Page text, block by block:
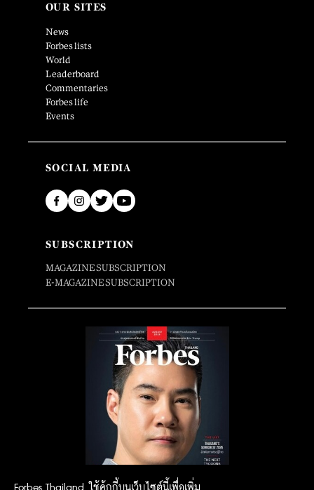
Forbes Thailand ใช้คุ้กกี้บนเว็บไซต์นี้เพื่อเพิ่ม
OUR SITES
News
Forbes lists
World
Leaderboard
Commentaries
Forbes life
Events
SOCIAL MEDIA
SUBSCRIPTION
MAGAZINE SUBSCRIPTION
E-MAGAZINE SUBSCRIPTION